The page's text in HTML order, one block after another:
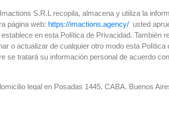
S.R.L recopila, almacena y utiliza la
página web: https://imactions.agency/ usted
en esta Política de Privacidad. También
o actualizar de cualquier otro modo esta Política
se tratará su información personal de acuerdo
legal en Posadas 1445, CABA, Buenos